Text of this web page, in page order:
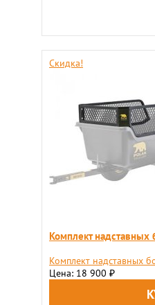
Скидка!
Комплект
Комплект надставных
Цена: 18 900 ₽